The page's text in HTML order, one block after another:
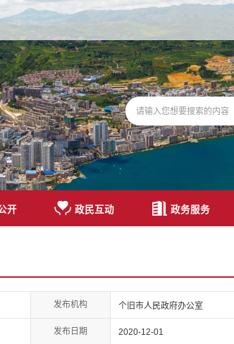
开 政民互动 政务服务
发布机构 个旧市人民政府办公室
发布日期 2020-12-01